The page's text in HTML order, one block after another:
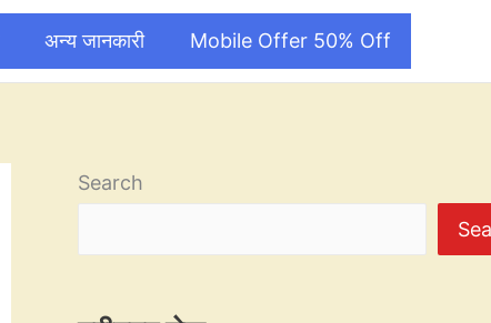
अन्य जानकारी Mobile Offer 50% Off
Search